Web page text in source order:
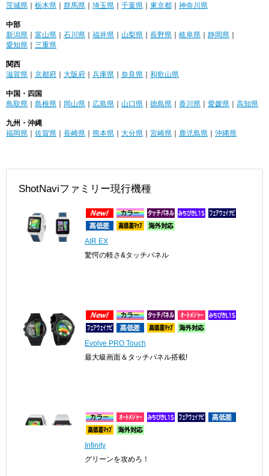
茨城県
栃木県 群馬県 埼玉県 千葉県 東京都 神奈川県
中部
新潟県
富山県 石川県 福井県 山梨県 長野県 岐阜県 静岡県
愛知県
三重県
関西
滋賀県
京都府 大阪府 兵庫県 奈良県 和歌山県
中国・四国
鳥取県
島根県 岡山県 広島県 山口県 徳島県 香川県 愛媛県 高知県
九州・沖縄
福岡県
佐賀県 長崎県 熊本県 大分県 宮崎県 鹿児島県 沖縄県
ShotNaviファミリー現行機種
AIR EX
驚愕の軽さ&タッチパネル
Evolve PRO Touch
最大級画面＆タッチパネル搭載!
Infinity
グリーンを攻めろ！